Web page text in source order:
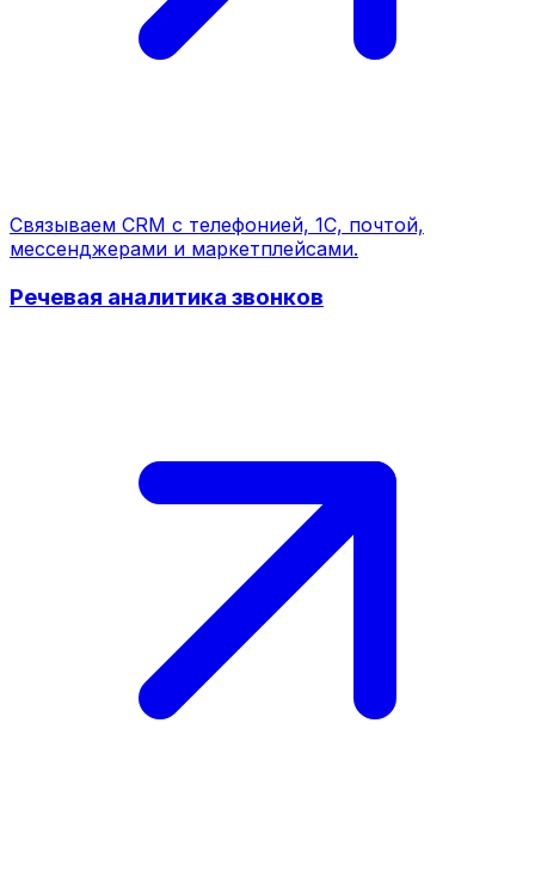
Связываем CRM с телефонией, 1С, почтой,
мессенджерами и маркетплейсами.
Речевая аналитика звонков